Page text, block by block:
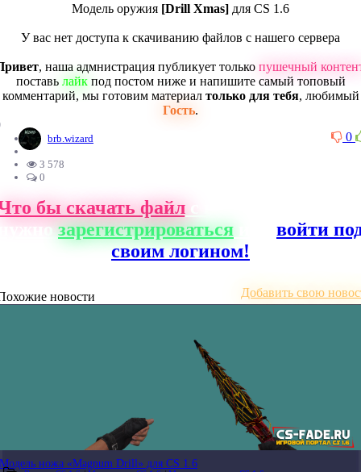
Модель оружия [Drill Xmas] для CS 1.6
У вас нет доступа к скачиванию файлов с нашего сервера
, наша адмнистрация публикует только пушечный
поставь лайкпод постом ниже и напишите самый топовый
комментарий, мы готовим материал только для тебя, любимый
Гость.
0
brb.wizard
3 578
0
бы скачать файлс нашего сайта,
зарегистрироваться
войти
своим логином!
новости Добавить свою
Модель ножа «Magnum Drill» для CS 1.6